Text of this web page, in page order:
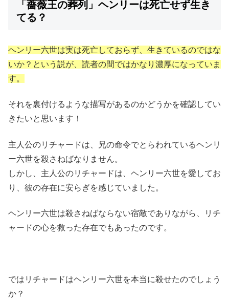
「薔薇王の葬列」ヘンリーは死亡せず生き
てる？
ヘンリー六世は実は死亡しておらず、生きているのではな
いか？という説が、読者の間ではかなり濃厚になっていま
す。
それを裏付けるような描写があるのかどうかを確認してい
きたいと思います！
主人公のリチャードは、兄の命令でとらわれているヘンリ
ー六世を殺さねばなりません。
しかし、主人公のリチャードは、ヘンリー六世を愛してお
り、彼の存在に安らぎを感じていました。
ヘンリー六世は殺さねばならない宿敵でありながら、リチ
ャードの心を救った存在でもあったのです。
ではリチャードはヘンリー六世を本当に殺せたのでしょう
か？